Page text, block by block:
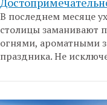
В последнем месяце
столицы заманивают
огнями, ароматными
праздника. Не